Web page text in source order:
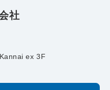
社
ex 3F